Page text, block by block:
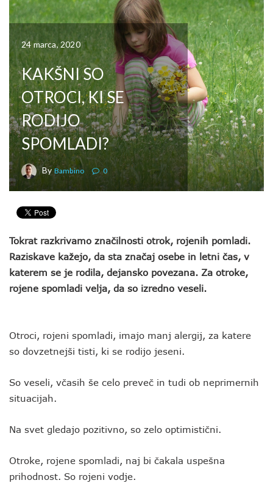
24 marca, 2020
KAKŠNI SO
OTROCI, KI SE
RODIJO
SPOMLADI?
By Bambino 0
Tokrat razkrivamo značilnosti otrok, rojenih pomladi.
Raziskave kažejo, da sta značaj osebe in letni čas, v
katerem se je rodila, dejansko povezana. Za otroke,
rojene spomladi velja, da so izredno veseli.
Otroci, rojeni spomladi, imajo manj alergij, za katere
so dovzetnejši tisti, ki se rodijo jeseni.
So veseli, včasih še celo preveč in tudi ob neprimernih
situacijah.
Na svet gledajo pozitivno, so zelo optimistični.
Otroke, rojene spomladi, naj bi čakala uspešna
prihodnost. So rojeni vodje.